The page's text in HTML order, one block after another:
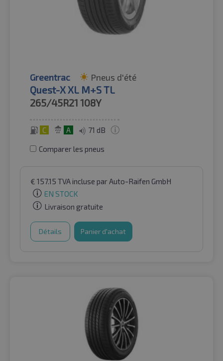
Greentrac Pneus d'été
Quest-X XL M+S TL
265/45R21 108Y
C A 71 dB
Comparer les pneus
€ 157.15 TVA incluse par Auto-Raifen GmbH
EN STOCK
Livraison gratuite
Détails Panier d'achat